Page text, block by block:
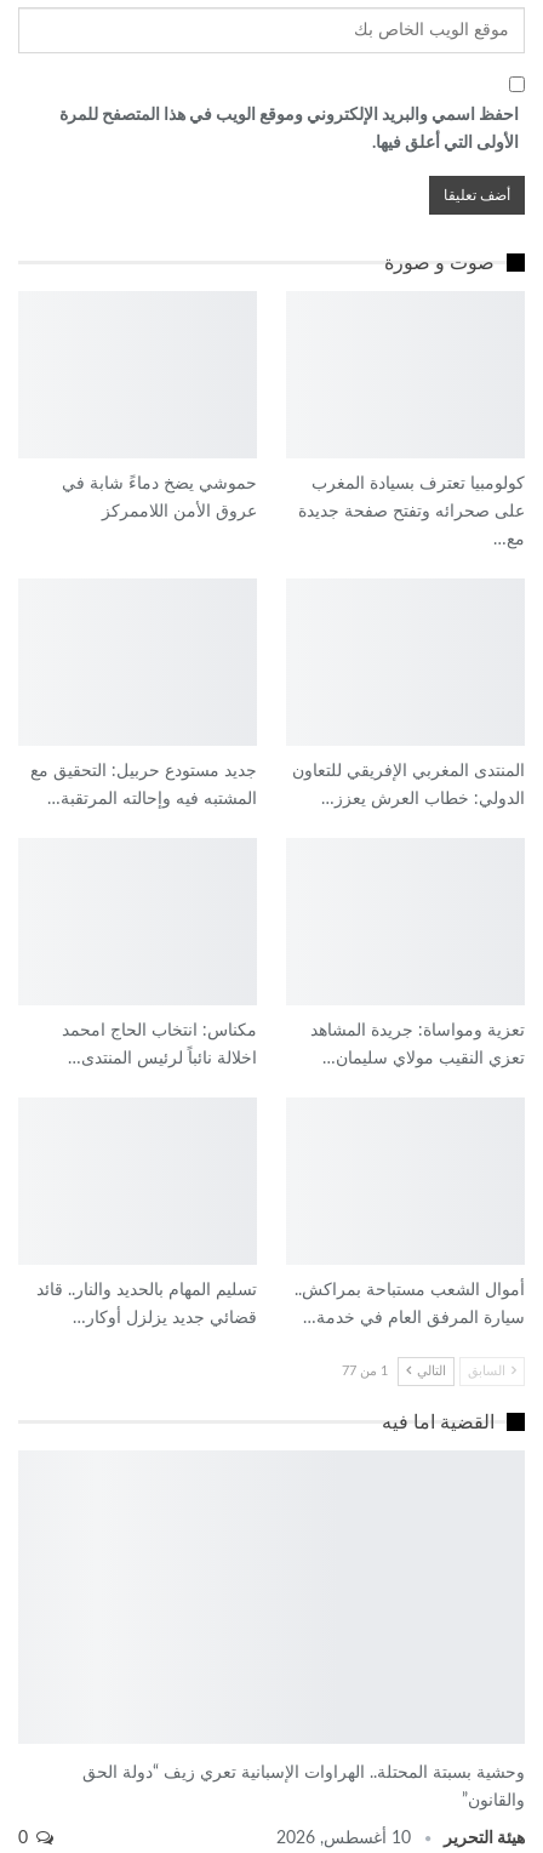
احفظ اسمي والبريد الإلكتروني وموقع الويب في هذا المتصفح للمرة
الأولى التي أعلق فيها.
صوت و صورة
كولومبيا تعترف بسيادة المغرب
على صحرائه وتفتح صفحة جديدة
مع…
حموشي يضخ دماءً شابة في
عروق الأمن اللاممركز
المنتدى المغربي الإفريقي للتعاون
الدولي: خطاب العرش يعزز…
جديد مستودع حربيل: التحقيق مع
المشتبه فيه وإحالته المرتقبة…
تعزية ومواساة: جريدة المشاهد
تعزي النقيب مولاي سليمان…
مكناس: انتخاب الحاج امحمد
اخلالة نائباً لرئيس المنتدى…
أموال الشعب مستباحة بمراكش..
سيارة المرفق العام في خدمة…
تسليم المهام بالحديد والنار.. قائد
قضائي جديد يزلزل أوكار…
السابق التالي 1 من 77
القضية اما فيه
وحشية بسبتة المحتلة.. الهراوات الإسبانية تعري زيف “دولة الحق
والقانون”
هيئة التحرير 10 أغسطس, 2026